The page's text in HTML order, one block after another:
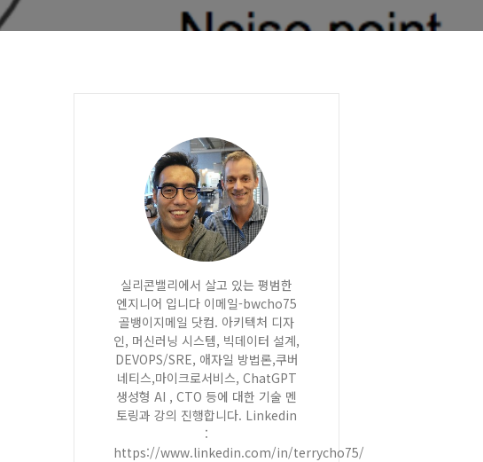
실리콘밸리에서 살고 있는 평범한
엔지니어 입니다 이메일-bwcho75
골뱅이지메일 닷컴. 아키텍처 디자
인, 머신러닝 시스템, 빅데이터 설계,
DEVOPS/SRE, 애자일 방법론,쿠버
네티스,마이크로서비스, ChatGPT
생성형 AI , CTO 등에 대한 기술 멘
토링과 강의 진행합니다. Linkedin
:
https://www.linkedin.com/in/terrycho75/